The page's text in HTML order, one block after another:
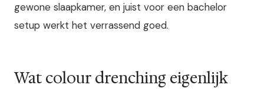
gewone slaapkamer, en juist voor een bachelor
setup werkt het verrassend goed.
Wat colour drenching eigenlijk